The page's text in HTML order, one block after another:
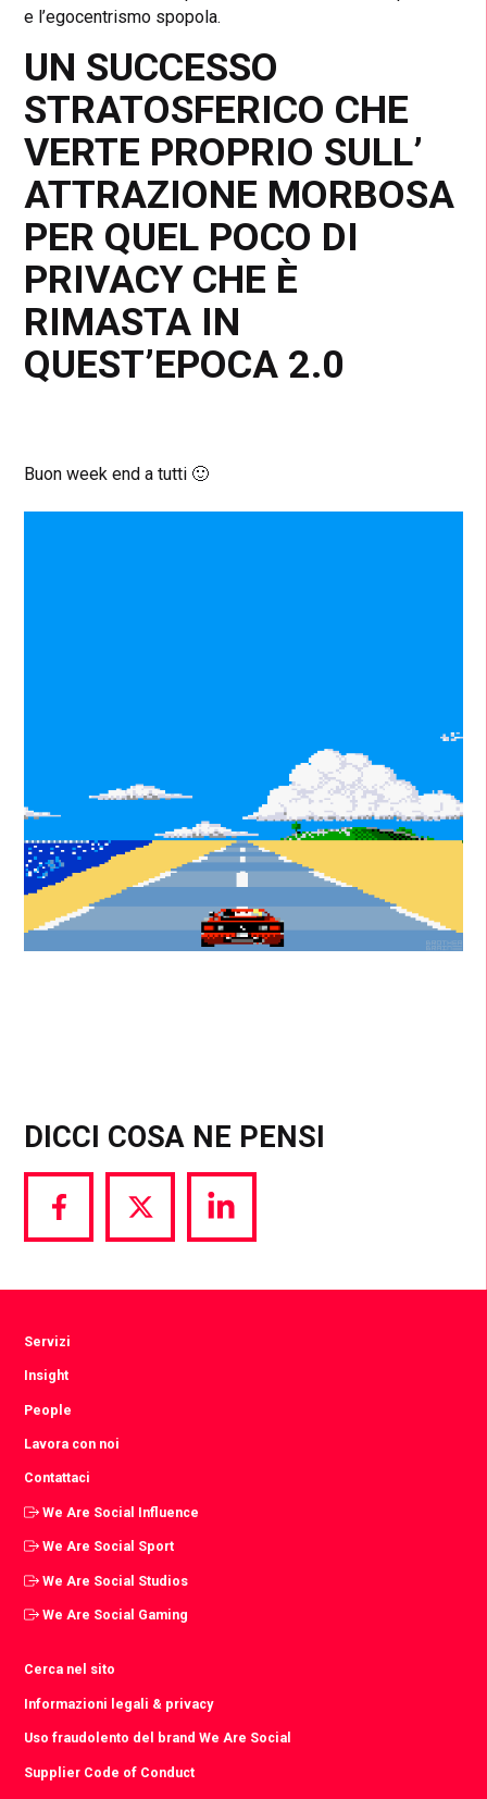
e l’egocentrismo spopola.
UN SUCCESSO
STRATOSFERICO CHE
VERTE PROPRIO SULL’
ATTRAZIONE MORBOSA
PER QUEL POCO DI
PRIVACY CHE È
RIMASTA IN
QUEST’EPOCA 2.0
Buon week end a tutti 🙂
DICCI COSA NE PENSI
Share
via
Share
via
Share
via
Servizi
Insight
People
Lavora con noi
Contattaci
We Are Social Influence
We Are Social Sport
We Are Social Studios
We Are Social Gaming
Cerca nel sito
Informazioni legali & privacy
Uso fraudolento del brand We Are Social
Supplier Code of Conduct